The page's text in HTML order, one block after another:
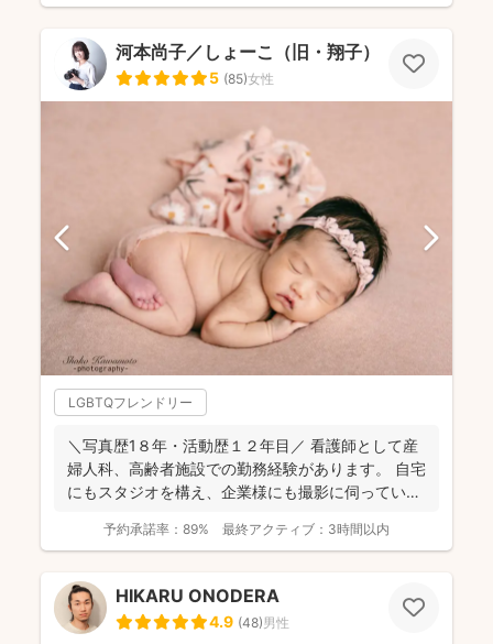
河本尚子／しょーこ（旧・翔子）
5 (85)女性
LGBTQフレンドリー
＼写真歴1８年・活動歴１２年目／ 看護師として産
婦人科、高齢者施設での勤務経験があります。 自宅
にもスタジオを構え、企業様にも撮影に伺っていま
予約承諾率： 89% 最終アクティブ： 3時間以内
HIKARU ONODERA
4.9 (48)男性